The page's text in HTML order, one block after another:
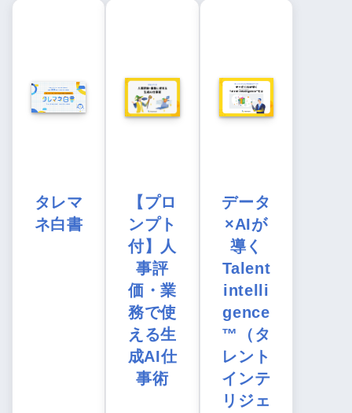
タレマ
ネ白書
【プロ
ンプト
付】人
事評
価・業
務で使
える生
成AI仕
事術
データ
×AIが
導く
Talent
intelli
gence
™（タ
レント
インテ
リジェ